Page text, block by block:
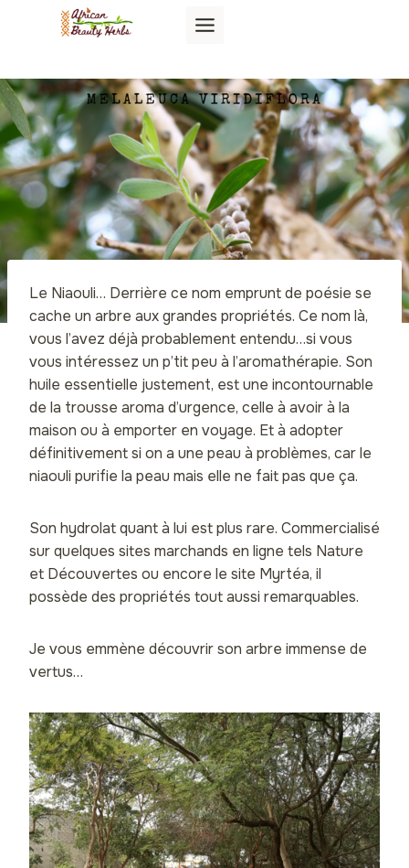
Le Niaouli… Derrière ce nom emprunt de poésie se
cache un arbre aux grandes propriétés. Ce nom là,
vous l’avez déjà probablement entendu…si vous
vous intéressez un p’tit peu à l’aromathérapie. Son
huile essentielle justement, est une incontournable
de la trousse aroma d’urgence, celle à avoir à la
maison ou à emporter en voyage. Et à adopter
définitivement si on a une peau à problèmes, car le
niaouli purifie la peau mais elle ne fait pas que ça.
Son hydrolat quant à lui est plus rare. Commercialisé
sur quelques sites marchands en ligne tels Nature
et Découvertes ou encore le site Myrtéa, il
possède des propriétés tout aussi remarquables.
Je vous emmène découvrir son arbre immense de
vertus…